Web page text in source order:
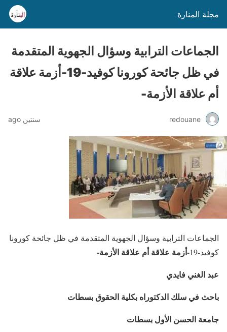
مجلة المنارة
الجماعات الترابية وسؤال الجهوية المتقدمة
في ظل جائحة كورونا كوفيد-19-أزمة علاقة
أم علاقة الأزمة-
redouane سنتين ago
الجماعات الترابية وسؤال الجهوية المتقدمة في ظل جائحة كورونا
كوفيد-19
-أزمة علاقة أم علاقة الأزمة-
عبد الغني فايدي
باحث في سلك الدكتوراه بكلية الحقوق بسطات
جامعة الحسن الأول بسطات